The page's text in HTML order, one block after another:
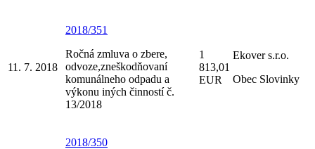
11. 7. 2018
2018/351
Ročná zmluva o zbere,
odvoze,zneškodňovaní
komunálneho odpadu a
výkonu iných činností č.
13/2018
1
813,01
EUR
Ekover s.r.o.
Obec Slovinky
2018/350